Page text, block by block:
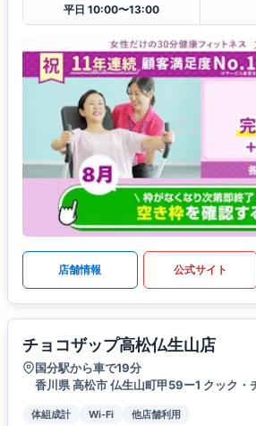
平日 10:00〜13:00
店舗情報 公式サイト
チョコザップ高松仏生山店
国分駅から車で19分
香川県 高松市 仏生山町甲59ー1 クック・
体組成計 Wi-Fi 他店舗利用